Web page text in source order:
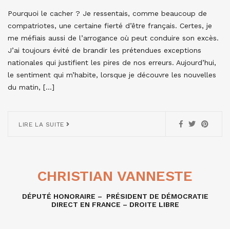
Pourquoi le cacher ? Je ressentais, comme beaucoup de
compatriotes, une certaine fierté d’être français. Certes, je
me méfiais aussi de l’arrogance où peut conduire son excès.
J’ai toujours évité de brandir les prétendues exceptions
nationales qui justifient les pires de nos erreurs. Aujourd’hui,
le sentiment qui m’habite, lorsque je découvre les nouvelles
du matin, […]
LIRE LA SUITE
CHRISTIAN VANNESTE
DÉPUTÉ HONORAIRE – PRÉSIDENT DE DÉMOCRATIE
DIRECT EN FRANCE – DROITE LIBRE